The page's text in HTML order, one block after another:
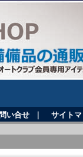
い合せ サイト